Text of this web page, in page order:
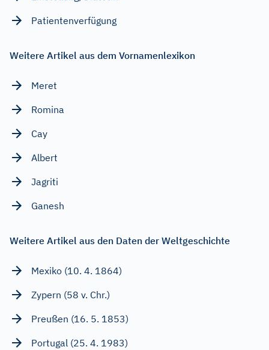
Patientenverfügung
Weitere Artikel aus dem Vornamenlexikon
Meret
Romina
Cay
Albert
Jagriti
Ganesh
Weitere Artikel aus den Daten der Weltgeschichte
Mexiko (10. 4. 1864)
Zypern (58 v. Chr.)
Preußen (16. 5. 1853)
Portugal (25. 4. 1983)